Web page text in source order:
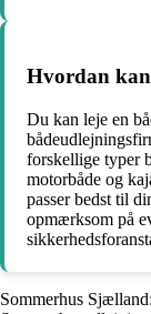
Hvordan
Du kan leje en
forskellige typer
motorbåde og
passer bedst til
opmærksom på
Sommerhus